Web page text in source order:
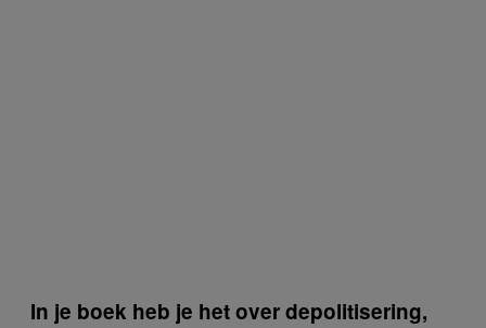
In je boek heb je het over depolitisering,